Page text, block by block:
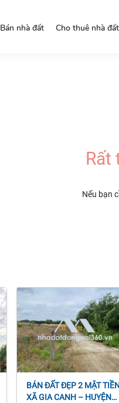
Bán nhà đất Cho thuê nhà đất
Rất
Nếu bạn
BÁN ĐẤT ĐẸP 2 MẶT TIỀN
XÃ GIA CANH – HUYỆN